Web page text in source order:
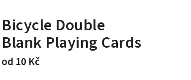
Bicycle Double
Blank Playing Cards
od 10 Kč